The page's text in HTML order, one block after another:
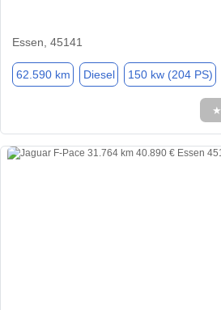
Essen, 45141
62.590 km Diesel 150 kw (204 PS)
★